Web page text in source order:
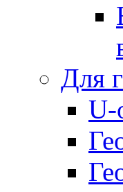
Для
U-